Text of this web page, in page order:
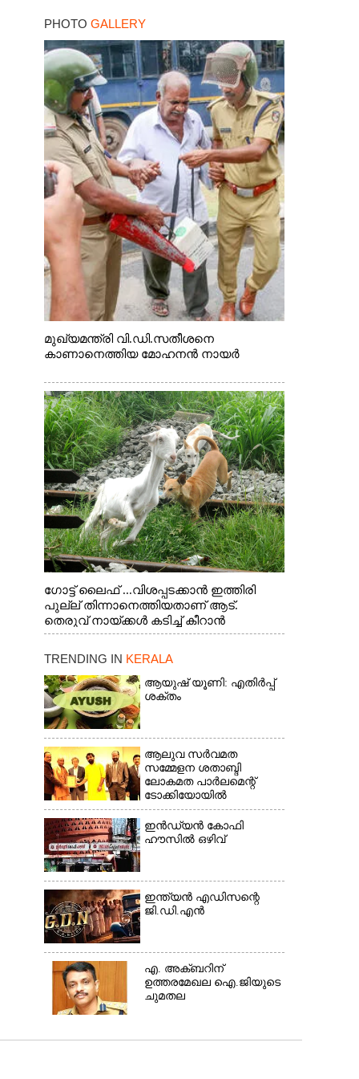
കൊച്ചിയിലെ
ഫ്ലാറ്റിൽനിന്ന്
PHOTO GALLERY
മുഖ്യമന്ത്രി വി.ഡി.സതീശനെ
കാണാനെത്തിയ മോഹനൻ നായർ
ഗോട്ട് ലൈഫ് ...വിശപ്പടക്കാൻ ഇത്തിരി
പുല്ല് തിന്നാനെത്തിയതാണ് ആട്.
തെരുവ് നായ്ക്കൾ കടിച്ച് കീറാൻ
വന്നതോടെ വയറിന്റെ ആന്തൽ മറന്ന്
വാത്തുരുത്തിയിൽ നിന്നുള്ള കാഴ്ച
TRENDING IN KERALA
ആയുഷ് യൂണി: എതിർപ്പ്
ശക്തം
ആലുവ സർവമത
സമ്മേളന ശതാബ്ദി
ലോകമത പാർലമെന്റ്
ടോക്കിയോയിൽ
ഇൻഡ്യൻ കോഫി
ഹൗസിൽ ഒഴിവ്
ഇന്ത്യൻ എഡിസന്റെ
ജി.ഡി.എൻ
എ. അക്ബറിന്
ഉത്തരമേഖല ഐ.ജിയുടെ
ചുമതല